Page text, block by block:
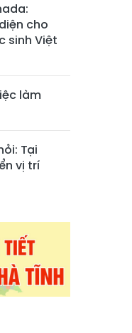
cho
sinh Việt
làm
Tại
vị trí